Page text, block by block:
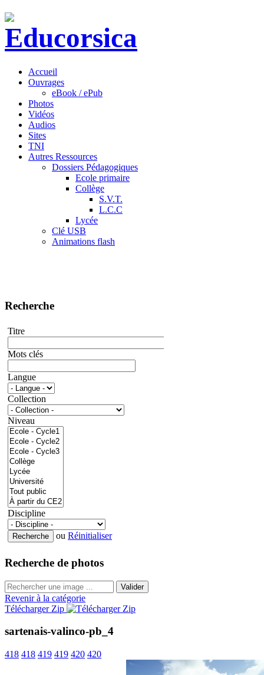
Accueil
Ouvrages
eBook / ePub
Photos
Vidéos
Audios
Sites
TNI
Autres Ressources
Dossiers Pédagogiques
Ecole primaire
Collège
S.V.T.
L.C.C
Lycée
Clé USB
Animations flash
Recherche
Titre
Mots clés
Langue
Collection
Niveau
Discipline
ou Réinitialiser
Recherche de photos
Valider
Revenir à la catégorie
Télécharger Zip
sartenais-valinco-pb_4
418 418 419 419 420 420